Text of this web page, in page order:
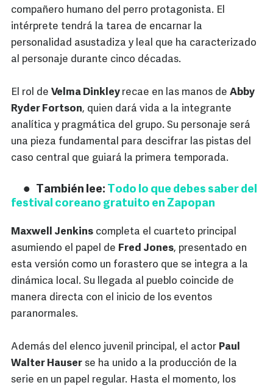
compañero humano del perro protagonista. El
intérprete tendrá la tarea de encarnar la
personalidad asustadiza y leal que ha caracterizado
al personaje durante cinco décadas.
El rol de Velma Dinkley recae en las manos de Abby
Ryder Fortson, quien dará vida a la integrante
analítica y pragmática del grupo. Su personaje será
una pieza fundamental para descifrar las pistas del
caso central que guiará la primera temporada.
También lee: Todo lo que debes saber del
festival coreano gratuito en Zapopan
Maxwell Jenkins completa el cuarteto principal
asumiendo el papel de Fred Jones, presentado en
esta versión como un forastero que se integra a la
dinámica local. Su llegada al pueblo coincide de
manera directa con el inicio de los eventos
paranormales.
Además del elenco juvenil principal, el actor Paul
Walter Hauser se ha unido a la producción de la
serie en un papel regular. Hasta el momento, los